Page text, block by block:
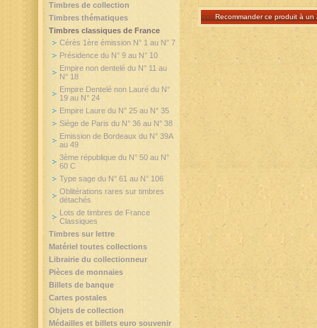
Recommander ce produit à un
Timbres de collection
Timbres thématiques
Timbres classiques de France
Cérès 1ère émission N° 1 au N° 7
Présidence du N° 9 au N° 10
Empire non dentelé du N° 11 au
N° 18
Empire Dentelé non Lauré du N°
19 au N° 24
Empire Laure du N° 25 au N° 35
Siège de Paris du N° 36 au N° 38
Emission de Bordeaux du N° 39A
au 49
3ème république du N° 50 au N°
60 C
Type sage du N° 61 au N° 106
Oblitérations rares sur timbres
détachés
Lots de timbres de France
Classiques
Timbres sur lettre
Matériel toutes collections
Librairie du collectionneur
Pièces de monnaies
Billets de banque
Cartes postales
Objets de collection
Médailles et billets euro souvenir